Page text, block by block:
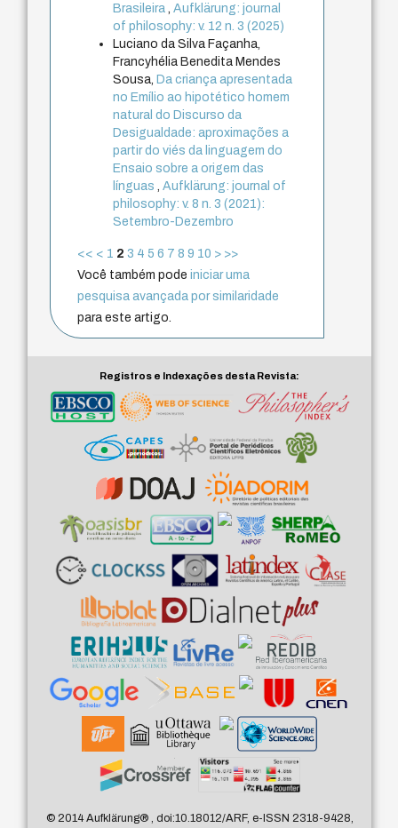
Brasileira ,Aufklärung: journal
of philosophy: v. 12 n. 3 (2025)
Luciano da Silva Façanha,
Francyhélia Benedita Mendes
Sousa, Da criança apresentada
no Emílio ao hipotético homem
natural do Discurso da
Desigualdade: aproximações a
partir do viés da linguagem do
Ensaio sobre a origem das
línguas
,Aufklärung: journal of
philosophy: v. 8 n. 3 (2021):
Setembro-Dezembro
<< < 1 2 3 4 5 6 7 8 9 10 > >>
Você também podeiniciar uma
pesquisa avançada por similaridade
para este artigo.
Registros e Indexações desta Revista:
© 2014 Aufklärung®, doi:10.18012/ARF, e-ISSN 2318-9428,